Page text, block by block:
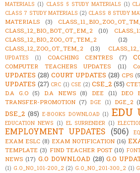
MATERIALS (1) CLASS 5 STUDY MATERIALS (1)
CLASS 7 STUDY MATERIALS (2) CLASS 8 STUDY
MATERIALS
(3)
CLASS_12_BIO_BOT_OT_EM_2
(10)
CLASS_12_BIO_ZOO_OT_TEM_2
(12)
CLASS_12_ZOO_OT_TEM_2
(13)
UPDATES
(1) COACHING CENTRES (7)
COMPUTER TEACHERS UPDATES (11)
UPDATES (28) COURT UPDATES (28) CPS
UPDATES (27) CRC (1) CSE (2) CSE_2 (55)
D.A G.O (5) D.A NEWS (8) DEE (11) DEO
TRANSFER-PROMOTION (7) DGE (1) DGE_2
DSE_2 (85) E-BOOKS DOWNLOAD (1) EDU
EDUCATION NEWS (1) EL SURRENDER (1)
EMPLOYMENT UPDATES (506)
EXAM ESLC (8) EXAM NOTIFICATION (16)
TEMPLATE (3) FIND TEACHER POST (10)
NEWS (17) G.O DOWNLOAD (28) G.O
(1) G.O_NO_101-200_2 (2) G.O_NO_201-300_2 (1)